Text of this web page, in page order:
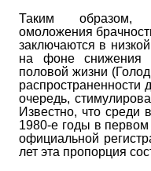
Таким образом,
омоложения
заключаются в
на фоне снижения
половой жизни
распространенности
очередь,
Известно, что среди
1980-е годы в
официальной
лет эта пропорция